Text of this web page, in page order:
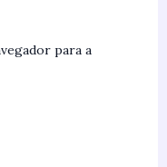
para a